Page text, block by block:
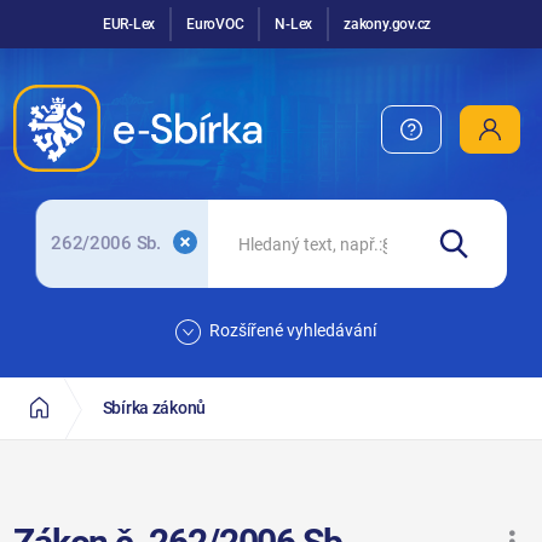
EUR-Lex EuroVOC N-Lex zakony.gov.cz
262/2006 Sb.
Rozšířené vyhledávání
Sbírka zákonů